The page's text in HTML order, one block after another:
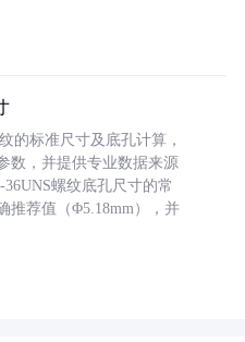
的标准尺寸及底孔计算，
数，并提供专业数据来源
36UNS螺纹底孔尺寸的常
推荐值（Φ5.18mm），并